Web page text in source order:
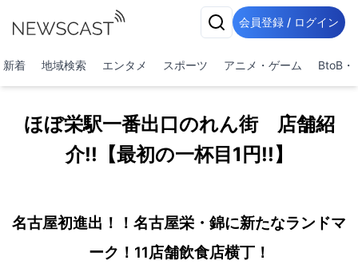
会員登録 / ログイン
新着 地域検索 エンタメ スポーツ アニメ・ゲーム BtoB・
ほぼ栄駅一番出口のれん街 店舗紹
介!!【最初の一杯目1円!!】
名古屋初進出！！名古屋栄・錦に新たなランドマ
ーク！11店舗飲食店横丁！